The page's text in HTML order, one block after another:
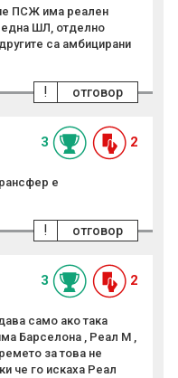
ПСЖ има реален
ШЛ, отделно
са амбицирани
отговор
!
3 2
е
отговор
!
3 2
само ако така
Барселона , Реал М ,
за това не
че го искаха Реал